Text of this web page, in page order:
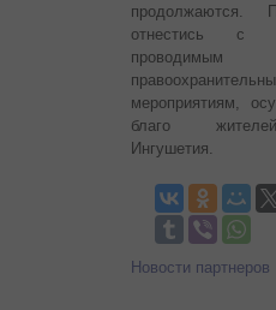
продолжаются.
отнестись с
проводимым
мероприятиям,
благо
Ингушетия.
Новости партнеров